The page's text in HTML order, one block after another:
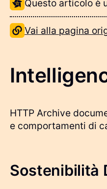
Informazioni
Questo articolo è
Informazioni
Vai alla pagina
HTTP Archive
e comportamenti di
Sostenibilità